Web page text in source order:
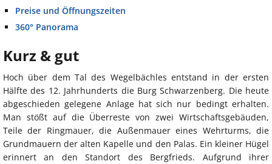
Preise und Öffnungszeiten
360° Panorama
Kurz & gut
Hoch über dem Tal des Wegelbächles entstand in der ersten
Hälfte des 12. Jahrhunderts die Burg Schwarzenberg. Die heute
abgeschieden gelegene Anlage hat sich nur bedingt erhalten.
Man stößt auf die Überreste von zwei Wirtschaftsgebäuden,
Teile der Ringmauer, die Außenmauer eines Wehrturms, die
Grundmauern der alten Kapelle und den Palas. Ein kleiner Hügel
erinnert an den Standort des Bergfrieds. Aufgrund ihrer